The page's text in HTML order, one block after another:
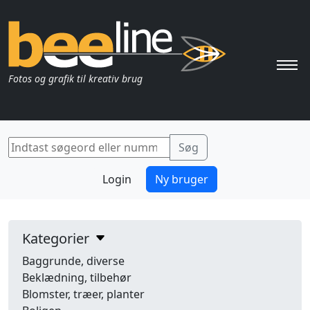
Fotos og grafik til kreativ brug
Login Ny bruger
Kategorier
Baggrunde, diverse
Beklædning, tilbehør
Blomster, træer, planter